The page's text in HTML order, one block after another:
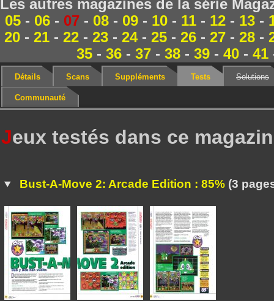
Les autres magazines de la série
05- 06- 07- 08- 09- 10- 11- 12- 13-
20 - 21 - 22 - 23 - 24- 25 - 26 - 27 - 28 -
35- 36- 37- 38- 39- 40- 41
Détails Scans Suppléments Tests Solutions
Communauté
Jeux testés dans ce
Bust-A-Move 2: Arcade Edition : 85%(3